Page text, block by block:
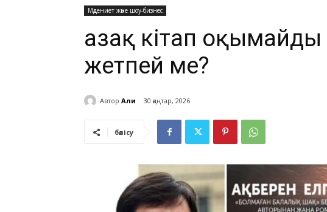
Мәдениет және шоу-бизнес
Қазақ кітап
жетпей ме?
Автор Али 30 қаңтар, 2026
бөлісу